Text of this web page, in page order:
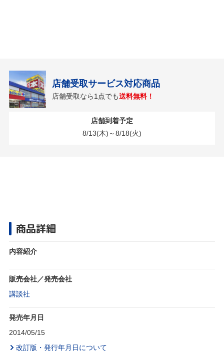
店舗受取サービス対応商品
店舗受取なら1点でも送料無料！
店舗到着予定
8/13(木)～8/18(火)
商品詳細
内容紹介
販売会社／発売会社
講談社
発売年月日
2014/05/15
改訂版・発行年月日について